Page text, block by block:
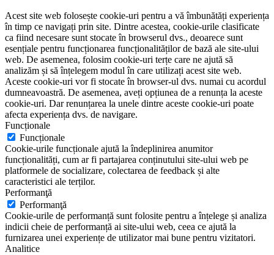
Acest site web folosește cookie-uri pentru a vă îmbunătăți experiența
în timp ce navigați prin site. Dintre acestea, cookie-urile clasificate
ca fiind necesare sunt stocate în browserul dvs., deoarece sunt
esențiale pentru funcționarea funcționalităților de bază ale site-ului
web. De asemenea, folosim cookie-uri terțe care ne ajută să
analizăm și să înțelegem modul în care utilizați acest site web.
Aceste cookie-uri vor fi stocate în browser-ul dvs. numai cu acordul
dumneavoastră. De asemenea, aveți opțiunea de a renunța la aceste
cookie-uri. Dar renunțarea la unele dintre aceste cookie-uri poate
afecta experiența dvs. de navigare.
Funcționale
Funcționale
Cookie-urile funcționale ajută la îndeplinirea anumitor
funcționalități, cum ar fi partajarea conținutului site-ului web pe
platformele de socializare, colectarea de feedback și alte
caracteristici ale terților.
Performanţă
Performanţă
Cookie-urile de performanță sunt folosite pentru a înțelege și analiza
indicii cheie de performanță ai site-ului web, ceea ce ajută la
furnizarea unei experiențe de utilizator mai bune pentru vizitatori.
Analitice